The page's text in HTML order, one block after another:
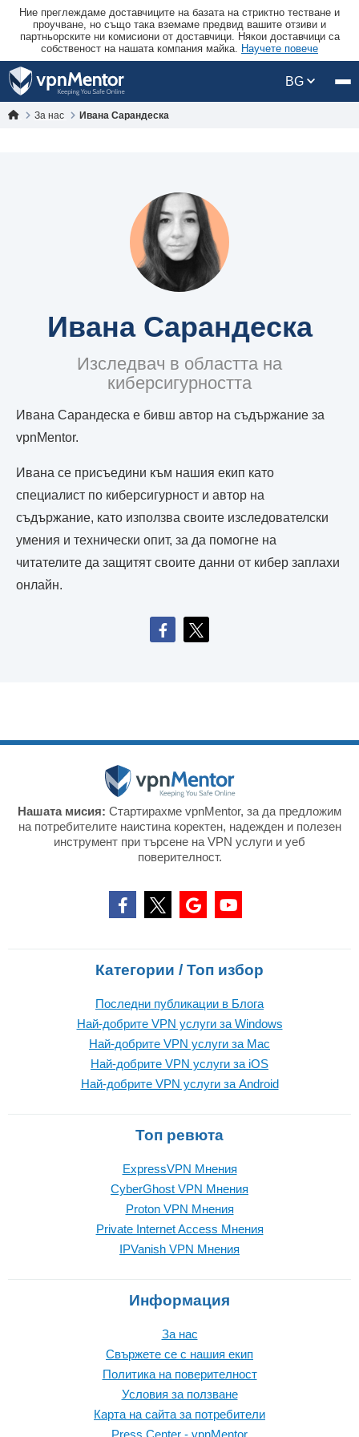
Ние преглеждаме доставчиците на базата на стриктно тестване и
проучване, но също така вземаме предвид вашите отзиви и
партньорските ни комисиони от доставчици. Някои доставчици са
собственост на нашата компания майка. Научете повече
BG
За нас Ивана Сарандеска
Ивана Сарандеска
Изследвач в областта на
киберсигурността
Ивана Сарандеска е бивш автор на съдържание за
vpnMentor.
Ивана се присъедини към нашия екип като
специалист по киберсигурност и автор на
съдържание, като използва своите изследователски
умения и технически опит, за да помогне на
читателите да защитят своите данни от кибер заплахи
онлайн.
Нашата мисия: Стартирахме vpnMentor, за да предложим
на потребителите наистина коректен, надежден и полезен
инструмент при търсене на VPN услуги и уеб
поверителност.
Категории / Топ избор
Последни публикации в Блога
Най-добрите VPN услуги за Windows
Най-добрите VPN услуги за Mac
Най-добрите VPN услуги за iOS
Най-добрите VPN услуги за Android
Топ ревюта
ExpressVPN Mнения
CyberGhost VPN Mнения
Proton VPN Mнения
Private Internet Access Mнения
IPVanish VPN Mнения
Информация
За нас
Свържете се с нашия екип
Политика на поверителност
Условия за ползване
Карта на сайта за потребители
Press Center - vpnMentor